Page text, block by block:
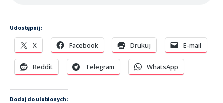
Udostępnij:
X Facebook Drukuj E-mail
Reddit Telegram WhatsApp
Dodaj do ulubionych: